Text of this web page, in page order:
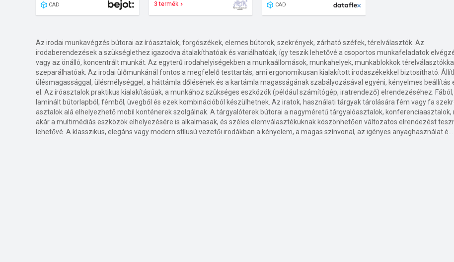
CAD 3 termék CAD
Az irodai munkavégzés bútorai az íróasztalok, forgószékek, elemes bútorok, szekrények, zárható széfek, térelválasztók. Az
irodaberendezések a szükséglethez igazodva átalakíthatóak és variálhatóak, így teszik lehetővé a csoportos munkafeladatok
vagy az önálló, koncentrált munkát. Az egyterű irodahelyiségekben a munkaállomások, munkahelyek, munkablokkok térelválasztókkal
szeparálhatóak. Az irodai ülőmunkánál fontos a megfelelő testtartás, ami ergonomikusan kialakított irodaszékekkel biztosítható.
ülésmagassággal, ülésmélységgel, a háttámla dőlésének és a kartámla magasságának szabályozásával egyéni, kényelmes beállítás
el. Az íróasztalok praktikus kialakításúak, a munkához szükséges eszközök (például számítógép, iratrendező) elrendezéséhez. Fából,
laminált bútorlapból, fémből, üvegből és ezek kombinációból készülhetnek. Az iratok, használati tárgyak tárolására fém vagy fa
asztalok alá elhelyezhető mobil konténerek szolgálnak. A tárgyalóterek bútorai a nagyméretű tárgyalóasztalok, konferenciaasztalok,
akár a multimédiás eszközök elhelyezésére is alkalmasak, és széles elemválasztékuknak köszönhetően változatos elrendezést